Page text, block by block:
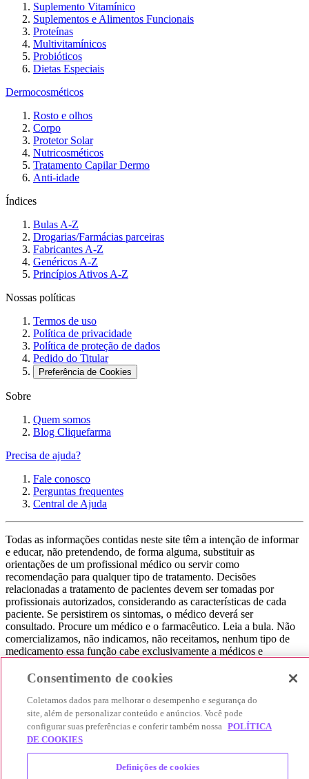
Suplemento Vitamínico
Suplementos e Alimentos Funcionais
Proteínas
Multivitamínicos
Probióticos
Dietas Especiais
Dermocosméticos
Rosto e olhos
Corpo
Protetor Solar
Nutricosméticos
Tratamento Capilar Dermo
Anti-idade
Índices
Bulas A-Z
Drogarias/Farmácias parceiras
Fabricantes A-Z
Genéricos A-Z
Princípios Ativos A-Z
Nossas políticas
Termos de uso
Política de privacidade
Política de proteção de dados
Pedido do Titular
Preferência de Cookies
Sobre
Quem somos
Blog Cliquefarma
Precisa de ajuda?
Fale conosco
Perguntas frequentes
Central de Ajuda
Todas as informações contidas neste site têm a intenção de informar
e educar, não pretendendo, de forma alguma, substituir as
orientações de um profissional médico ou servir como
recomendação para qualquer tipo de tratamento. Decisões
relacionadas a tratamento de pacientes devem ser tomadas por
profissionais autorizados, considerando as características de cada
paciente. Se persistirem os sintomas, o médico deverá ser
consultado. Procure um médico e o farmacêutico. Leia a bula. Não
comercializamos, não indicamos, não receitamos, nenhum tipo de
medicamento essa função cabe exclusivamente a médicos e
consultar seu médico. Não somos uma loja ou marketplace, ou seja,
que você encontre o preço mais barato, comparando os preços de
produtos farmacêuticos. Contribuímos e damos auxílio para que sua
experiência seja bem-sucedida, mas a finalização da compra
acontece nos sites das nossas lojas parceiras.
© 2025 Afya Participações S.A. - todos os direitos reservados.
Alameda Lorena, 269 - Jardim Paulista - São Paulo / SP - CEP.:
Consentimento de cookies
Coletamos dados para melhorar o desempenho e segurança do
site, além de personalizar conteúdo e anúncios. Você pode
configurar suas preferências e conferir também nossa POLÍTICA
DE COOKIES
Definições de cookies